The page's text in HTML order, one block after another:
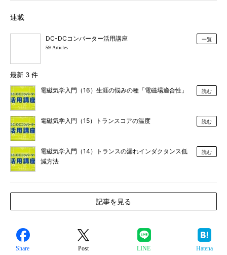
連載
DC-DCコンバーター活用講座
59 Articles
一覧
最新 3 件
電磁気学入門（16）生涯の悩みの種「電磁場適合性」 読む
電磁気学入門（15）トランスコアの温度 読む
電磁気学入門（14）トランスの漏れインダクタンス低
減方法
読む
記事を見る
Share Post LINE Hatena